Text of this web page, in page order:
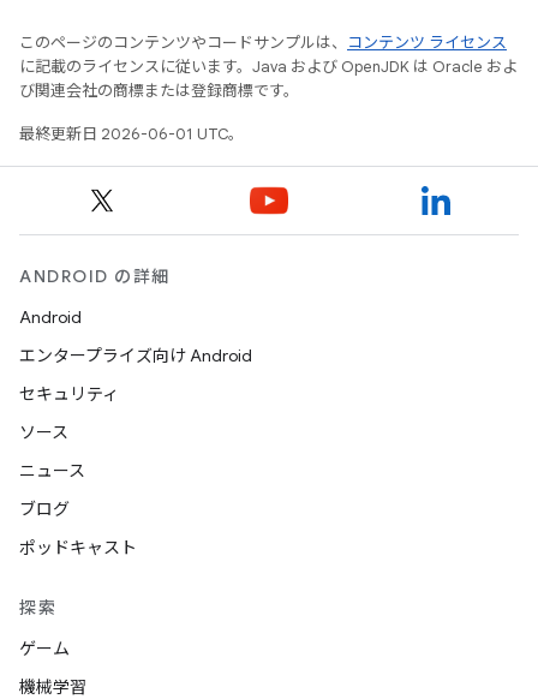
このページのコンテンツやコードサンプルは、
コンテンツ ライセンス
に記載のライセンスに従います。Java および OpenJDK は Oracle およ
び関連会社の商標または登録商標です。
最終更新日 2026-06-01 UTC。
ANDROID の詳細
Android
エンタープライズ向け Android
セキュリティ
ソース
ニュース
ブログ
ポッドキャスト
探索
ゲーム
機械学習